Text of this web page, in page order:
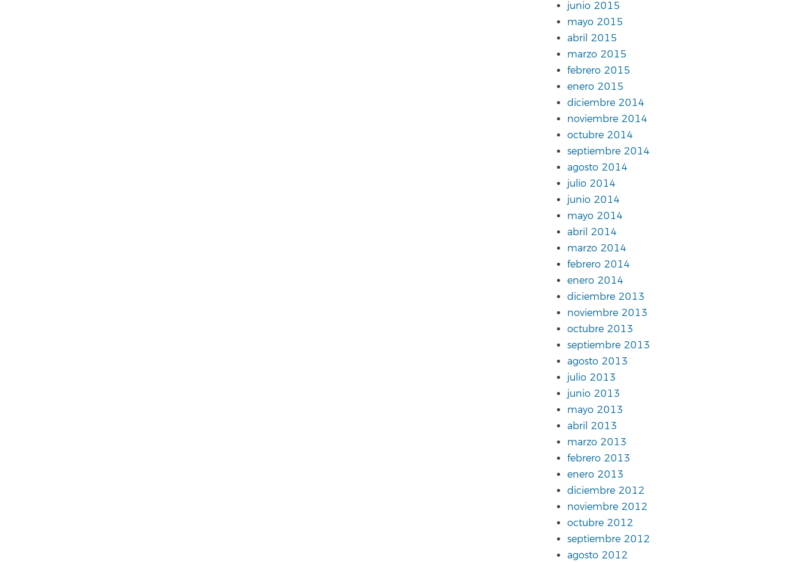
junio 2015
mayo 2015
abril 2015
marzo 2015
febrero 2015
enero 2015
diciembre 2014
noviembre 2014
octubre 2014
septiembre 2014
agosto 2014
julio 2014
junio 2014
mayo 2014
abril 2014
marzo 2014
febrero 2014
enero 2014
diciembre 2013
noviembre 2013
octubre 2013
septiembre 2013
agosto 2013
julio 2013
junio 2013
mayo 2013
abril 2013
marzo 2013
febrero 2013
enero 2013
diciembre 2012
noviembre 2012
octubre 2012
septiembre 2012
agosto 2012